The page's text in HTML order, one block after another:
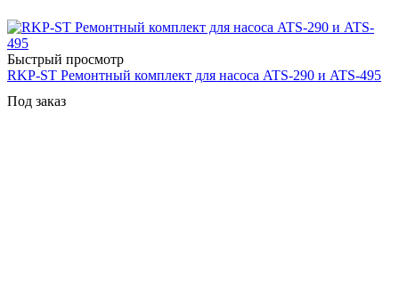
Быстрый просмотр
RKP-ST Ремонтный комплект для насоса ATS-290 и ATS-495
Под заказ